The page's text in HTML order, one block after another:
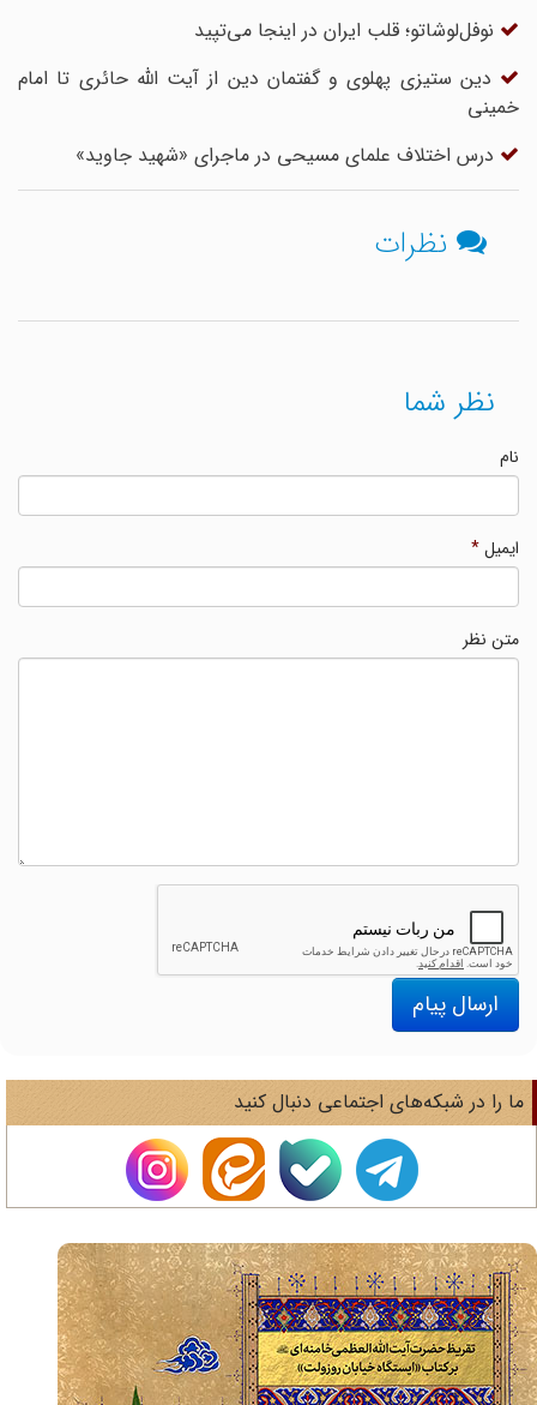
نوفل‌لوشاتو؛ قلب ایران در اینجا می‌تپید
دین‎ ستیزی پهلوی و گفتمان دین از آیت ‎الله حائری تا امام
خمینی
درس اختلاف علمای مسیحی در ماجرای «شهید جاوید»
نظرات
نظر شما
ایمیل*
متن نظر
ارسال پیام
را در شبکه‌های اجتماعی دنبال کنید